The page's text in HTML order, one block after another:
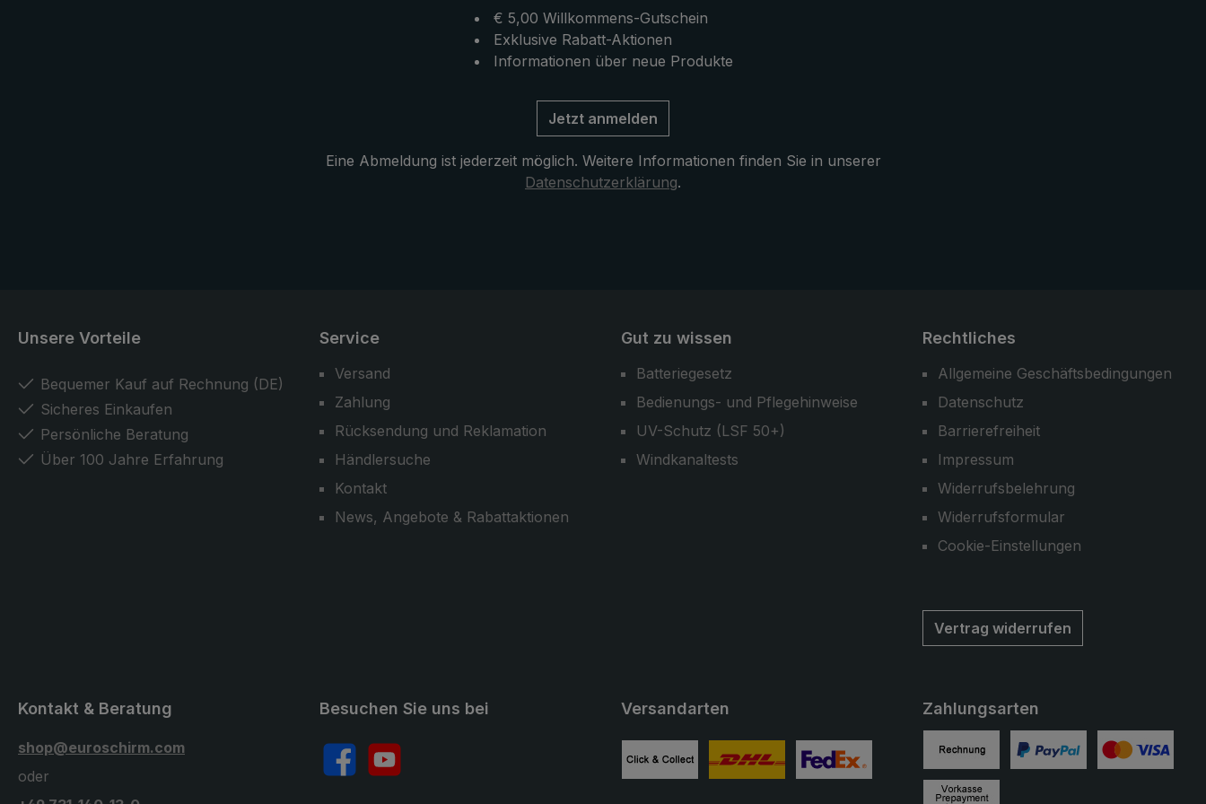
seine ursprüngliche Position
robuster und leichter Trekking-
Regenschirm, der hohen
Belastungen von Wind und Wetter
€ 5,00 Willkommens-Gutschein
Exklusive Rabatt-Aktionen
Informationen über neue Produkte
Jetzt anmelden
Eine Abmeldung ist jederzeit möglich. Weitere Informationen finden Sie in unserer
Datenschutzerklärung.
Unsere Vorteile
Bequemer Kauf auf Rechnung (DE)
Sicheres Einkaufen
Persönliche Beratung
Über 100 Jahre Erfahrung
Service
Versand
Zahlung
Rücksendung und Reklamation
Händlersuche
Kontakt
News, Angebote & Rabattaktionen
Gut zu wissen
Batteriegesetz
Bedienungs- und Pflegehinweise
UV-Schutz (LSF 50+)
Windkanaltests
Rechtliches
Allgemeine Geschäftsbedingungen
Datenschutz
Barrierefreiheit
Impressum
Widerrufsbelehrung
Widerrufsformular
Cookie-Einstellungen
Vertrag widerrufen
Besuchen Sie uns bei
FacebookYouTube
Kontakt & Beratung
shop@euroschirm.com
oder
Versandarten
Benutzerdefiniertes Bild 3
Zahlungsarten
Rechnung